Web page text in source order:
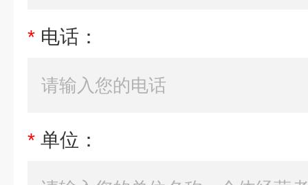
* 电话：
* 单位：